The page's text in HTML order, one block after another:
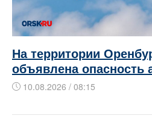
На территории
объявлена опасность
10.08.2026 / 08:15